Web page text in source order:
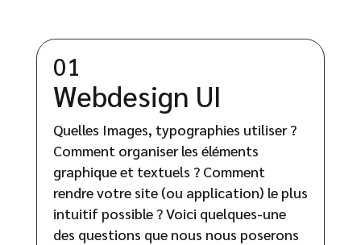
01
Webdesign UI
Quelles Images, typographies utiliser ?
Comment organiser les éléments
graphique et textuels ? Comment
rendre votre site (ou application) le plus
intuitif possible ? Voici quelques-une
des questions que nous nous poserons